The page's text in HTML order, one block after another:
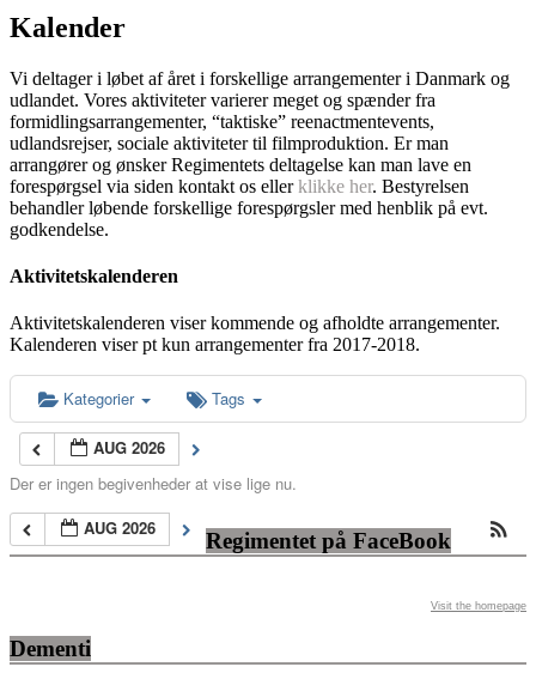
Kalender
Vi deltager i løbet af året i forskellige arrangementer i Danmark og
udlandet. Vores aktiviteter varierer meget og spænder fra
formidlingsarrangementer, “taktiske” reenactmentevents,
udlandsrejser, sociale aktiviteter til filmproduktion. Er man
arrangører og ønsker Regimentets deltagelse kan man lave en
forespørgsel via siden kontakt os ellerklikke her. Bestyrelsen
behandler løbende forskellige forespørgsler med henblik på evt.
godkendelse.
Aktivitetskalenderen
Aktivitetskalenderen viser kommende og afholdte arrangementer.
Kalenderen viser pt kun arrangementer fra 2017-2018.
Kategorier Tags
AUG 2026
Der er ingen begivenheder at vise lige nu.
AUG 2026
Regimentet på FaceBook
Visit the homepage
Dementi